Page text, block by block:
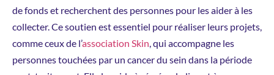
de fonds et recherchent des personnes pour les aider à les
collecter. Ce soutien est essentiel pour réaliser leurs projets,
comme ceux de l’association Skin , qui accompagne les
personnes touchées par un cancer du sein dans la période